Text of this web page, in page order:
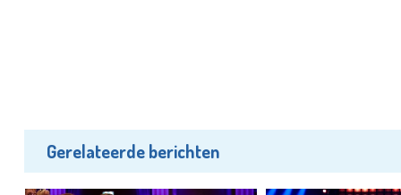
Gerelateerde berichten